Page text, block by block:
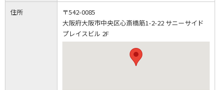
住所
〒542-0085
大阪府大阪市中央区心斎橋筋1-2-22 サニーサイド
プレイスビル 2F